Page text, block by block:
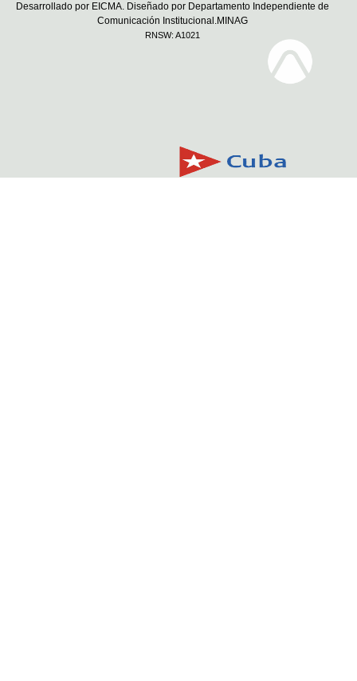
Desarrollado por EICMA. Diseñado por Departamento Independiente de
Comunicación Institucional.MINAG
RNSW: A1021